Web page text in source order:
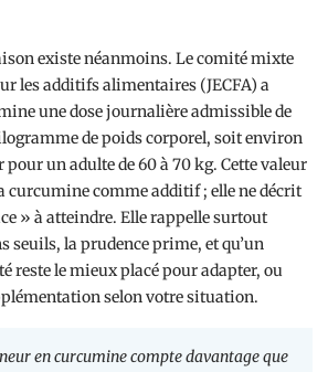
existe néanmoins. Le comité mixte
les additifs alimentaires (JECFA) a
une dose journalière admissible de
de poids corporel, soit environ
pour un adulte de 60 à 70 kg. Cette valeur
curcumine comme additif ; elle ne décrit
» à atteindre. Elle rappelle surtout
seuils, la prudence prime, et qu’un
reste le mieux placé pour adapter, ou
selon votre situation.
en curcumine compte davantage que